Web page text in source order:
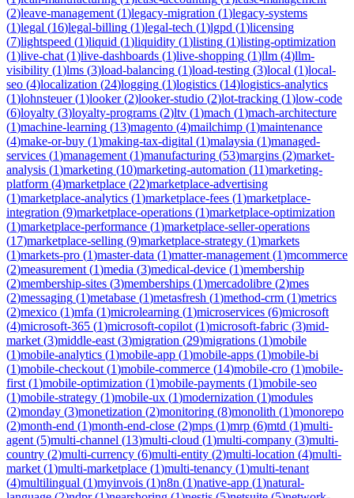
(2)leave-management (1)legacy-migration (1)legacy-systems
(1)legal (16)legal-billing (1)legal-tech (1)lgpd (1)licensing
(7)lightspeed (1)liquid (1)liquidity (1)listing (1)listing-optimization
(1)live-chat (1)live-dashboards (1)live-shopping (1)llm (4)llm-
visibility (1)lms (3)load-balancing (1)load-testing (3)local (1)local-
seo (4)localization (24)logging (1)logistics (14)logistics-analytics
(1)lohnsteuer(1)looker(2)looker-studio (2)lot-tracking (1)low-code
(6)loyalty (3)loyalty-programs (2)ltv (1)mach (1)mach-architecture
(1)machine-learning (13)magento (4)mailchimp (1)maintenance
(4)make-or-buy (1)making-tax-digital (1)malaysia (1)managed-
services (1)management (1)manufacturing (53)margins (2)market-
analysis (1)marketing (10)marketing-automation (11)marketing-
platform (4)marketplace (22)marketplace-advertising
(1)marketplace-analytics (1)marketplace-fees (1)marketplace-
integration (9)marketplace-operations (1)marketplace-optimization
(1)marketplace-performance (1)marketplace-seller-operations
(17)marketplace-selling (9)marketplace-strategy (1)markets
(1)markets-pro (1)master-data (1)matter-management (1)mcommerce
(2)measurement (1)media (3)medical-device (1)membership
(2)membership-sites (3)memberships (1)mercadolibre (2)mes
(2)messaging (1)metabase (1)metasfresh (1)method-crm (1)metrics
(2)mexico (1)mfa (1)microlearning (1)microservices (6)microsoft
(4)microsoft-365 (1)microsoft-copilot (1)microsoft-fabric (3)mid-
market (3)middle-east (3)migration (29)migrations (1)mobile
(1)mobile-analytics (1)mobile-app (1)mobile-apps (1)mobile-bi
(1)mobile-checkout (1)mobile-commerce (14)mobile-cro (1)mobile-
first (1)mobile-optimization (1)mobile-payments (1)mobile-seo
(1)mobile-strategy (1)mobile-ux (1)modernization (1)modules
(2)monday (3)monetization (2)monitoring (8)monolith (1)monorepo
(2)month-end (1)month-end-close (2)mps (1)mrp (6)mtd (1)multi-
agent (5)multi-channel (13)multi-cloud (1)multi-company (3)multi-
country (2)multi-currency (6)multi-entity (2)multi-location (4)multi-
market (1)multi-marketplace (1)multi-tenancy (1)multi-tenant
(4)multilingual (1)myinvois (1)n8n (1)native-app (1)natural-